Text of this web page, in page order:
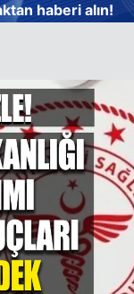
haberi alın!